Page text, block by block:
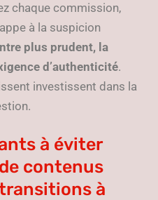
chaque commission,
à la suspicion
plus prudent, la
d’authenticité.
investissent dans la
à éviter
contenus
à